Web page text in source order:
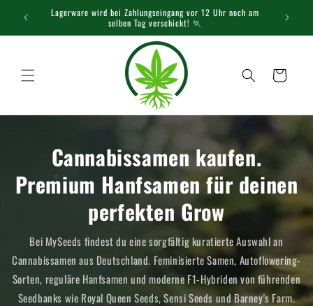
zum
Lagerware wird bei Zahlungseingang vor 12 Uhr noch am
selben Tag verschickt! 🏃
Warenkorb
Cannabissamen kaufen.
Premium Hanfsamen für deinen
perfekten Grow
Bei MySeeds findest du eine sorgfältig kuratierte Auswahl an
Cannabissamen aus Deutschland. Feminisierte Samen, Autoflowering-
Sorten, reguläre Hanfsamen und moderne F1-Hybriden von führenden
Seedbanks wie Royal Queen Seeds, Sensi Seeds und Barney's Farm.